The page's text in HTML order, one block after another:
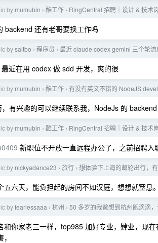
by mumubin › 酷工作 › RingCentral 招聘｜设计 & 技术
backend 还有老哥要换工作吗
bysaltbo › 程序员 › 最近 claude codex gemini 三个轮
最近在用 codex 做 sdd 开发，爽的很
by mumubin › 酷工作 › 有没有英文不错的 NodeJS
有兴趣的可以继续联系我，NodeJs 的
by mumubin › 酷工作 › RingCentral 招聘｜设计 & 技术
新职位不开放一直远程办公了，之前招聘入
by nickyadance23 › 旅行 › 想体验下上海的邮轮出行，
五六天，能负担起的房间不如汉庭，想想就窒息。
byfearlessaaa › 杭州 › 50 多岁的我爸想到杭州跑滴滴，
和你家老三一样，top985 加好专业，肄业，现